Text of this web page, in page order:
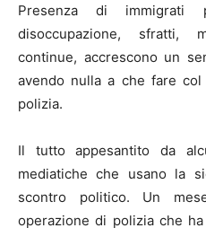
Presenza di immigrati
disoccupazione, sfratti,
continue, accrescono un
avendo nulla a che fare
polizia.
Il tutto appesantito da
mediatiche che usano la
scontro politico. Un
operazione di polizia che